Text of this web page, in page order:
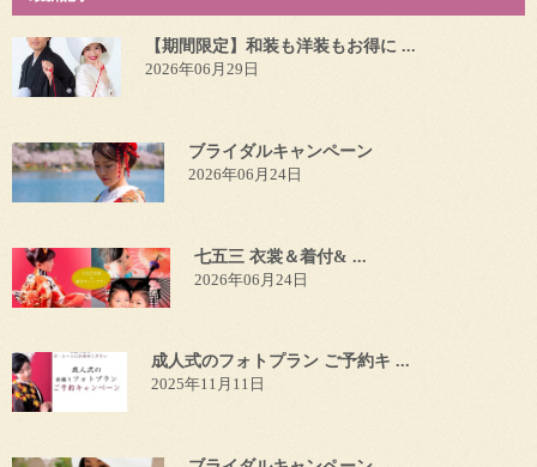
【期間限定】和装も洋装もお得に ...
2026年06月29日
ブライダルキャンペーン
2026年06月24日
七五三 衣裳＆着付& ...
2026年06月24日
成人式のフォトプラン ご予約キ ...
2025年11月11日